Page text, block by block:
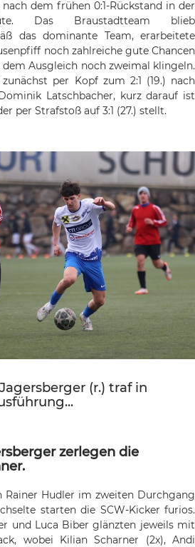
nach dem frühen 0:1-Rückstand in der
Das Braustadtteam blieb
das dominante Team, erarbeitete
noch zahlreiche gute Chancen
dem Ausgleich noch zweimal klingeln.
per Kopf zum 2:1 (19.) nach
Latschbacher, kurz darauf ist
per Strafstoß auf 3:1 (27.) stellt.
(r.) traf in
zerlegen die
Rainer Hudler im zweiten Durchgang
starten die SCW-Kicker furios.
und Luca Biber glänzten jeweils mit
wobei Kilian Scharner (2x), Andi